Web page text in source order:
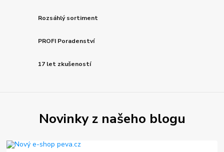
Rozsáhlý sortiment
PROFI Poradenství
17 let zkušeností
Novinky z našeho blogu